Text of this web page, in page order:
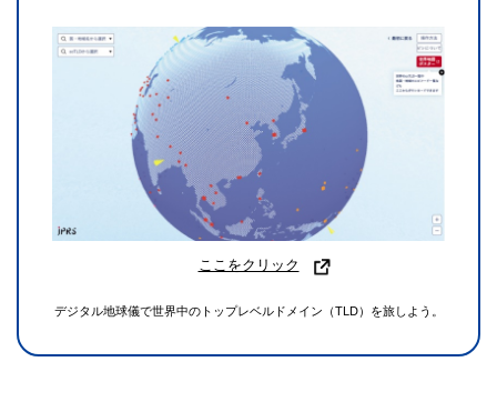
ここをクリック
デジタル地球儀で世界中のトップレベルドメイン（TLD）を旅しよう。